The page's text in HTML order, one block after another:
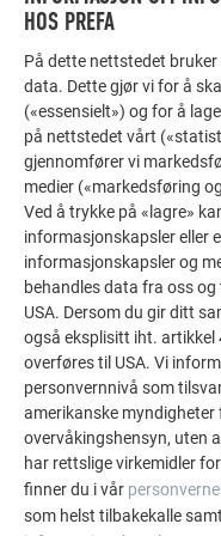
FÅ INSPIRASJON!
FLERE OBJEKTER
PREFA
kan brukes. Oppdag
de holdbare PREFA
solcelleanlegg og
VIS FLERE
HOS PREFA
På dette nettstedet
data. Dette gjør vi for å
(«essensielt») og for å
på nettstedet vårt
gjennomfører vi
medier («markedsføring
Ved å trykke på «lagre»
informasjonskapsler eller
informasjonskapsler og
behandles data fra oss
USA. Dersom du gir ditt
også eksplisitt iht. artikkel
overføres til USA. Vi
personvernnivå som
amerikanske
overvåkingshensyn, uten
har rettslige virkemidler
finner du i vår
som helst tilbakekalle